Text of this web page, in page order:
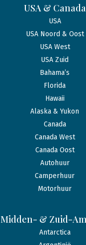
USA & Canada
USA
USA Noord & Oost
USA West
USA Zuid
Bahama’s
Florida
Hawaii
Alaska & Yukon
Canada
Canada West
Canada Oost
Autohuur
Camperhuur
Motorhuur
Midden- & Zuid-
Antarctica